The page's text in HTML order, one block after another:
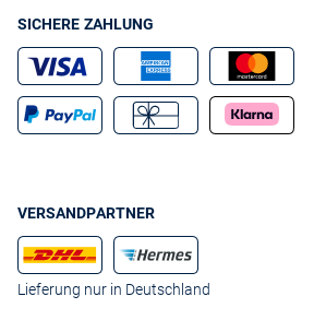
SICHERE ZAHLUNG
VERSANDPARTNER
Lieferung nur in Deutschland